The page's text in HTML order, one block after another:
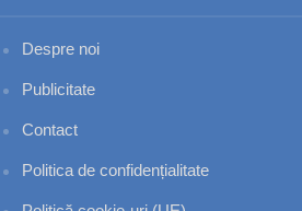
Despre noi
Publicitate
Contact
Politica de confidențialitate